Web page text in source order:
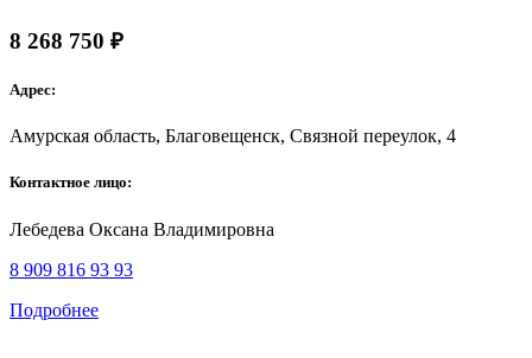
8 268 750 ₽
Адрес:
Амурская область, Благовещенск, Связной переулок, 4
Контактное лицо:
Лебедева Оксана Владимировна
8 909 816 93 93
Подробнее